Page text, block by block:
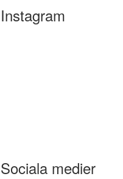
Instagram
Sociala medier